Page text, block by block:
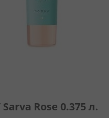
Rose 0.375 л.